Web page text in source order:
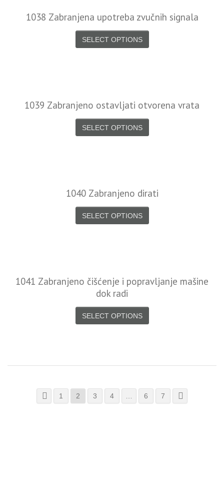
1038 Zabranjena upotreba zvučnih signala
SELECT OPTIONS
1039 Zabranjeno ostavljati otvorena vrata
SELECT OPTIONS
1040 Zabranjeno dirati
SELECT OPTIONS
1041 Zabranjeno čišćenje i popravljanje mašine
dok radi
SELECT OPTIONS
1 2 3 4 6 7